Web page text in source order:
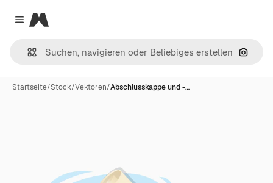
Close menu
Magnific
Nach
Startseite/Stock/Vektoren/Abschlusskappe und -…